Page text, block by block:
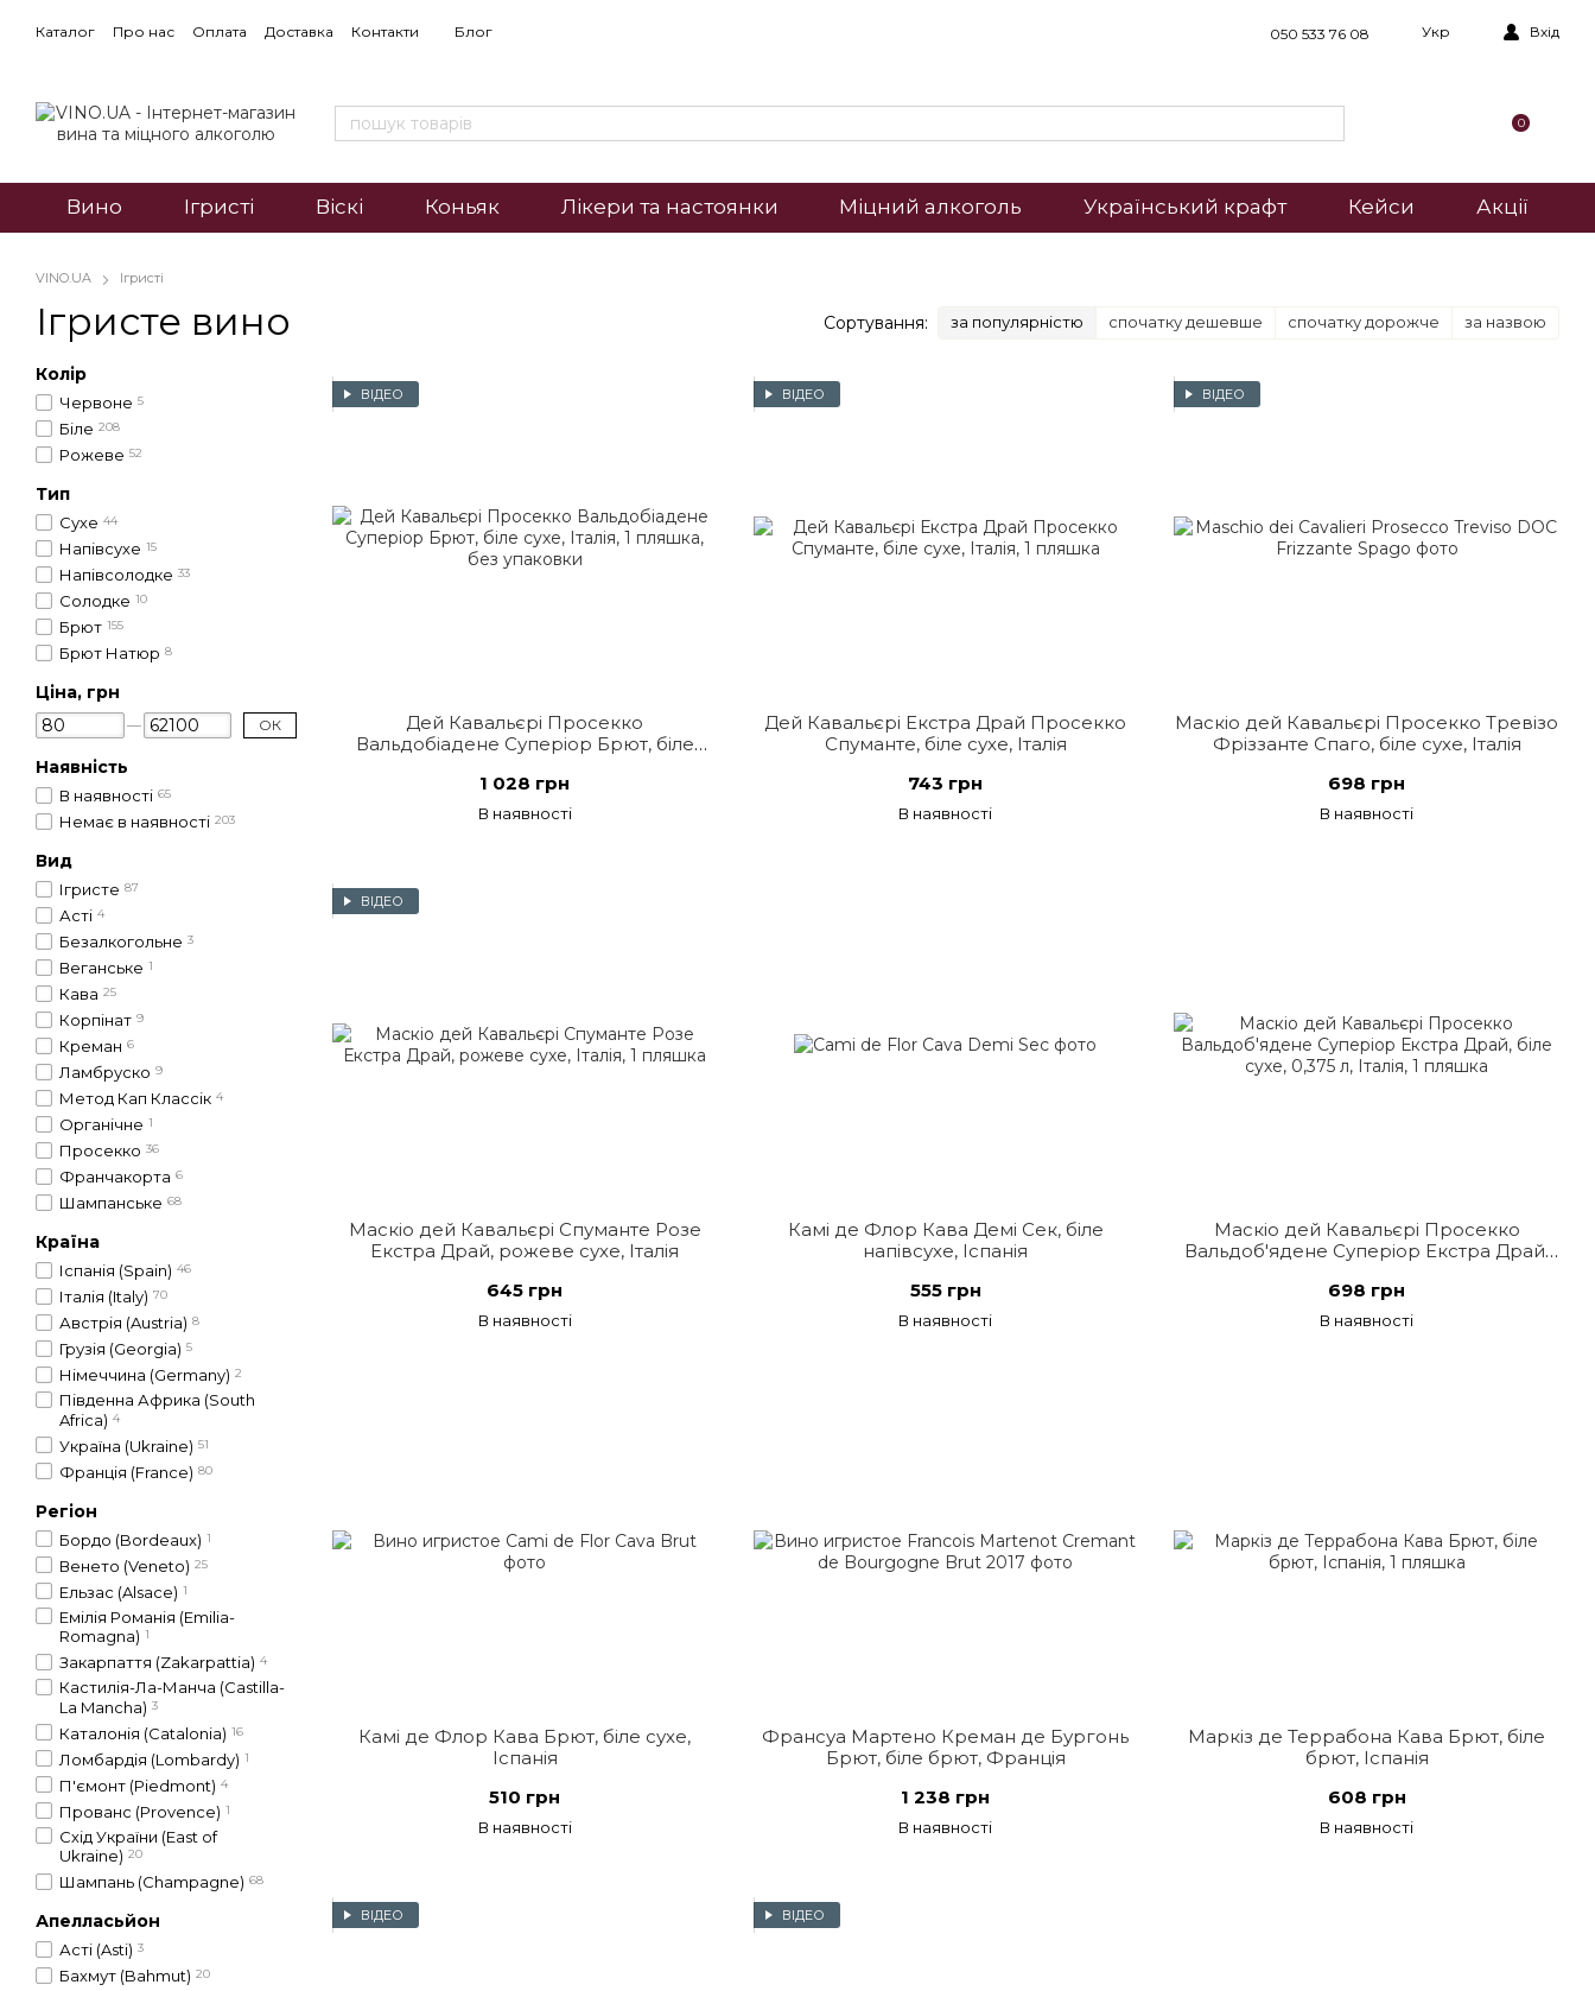
Каталог Про нас Оплата Доставка Контакти Блог 050 533 76 08 Укр Вхід
0
Вино Ігристі Віскі Коньяк Лікери та настоянки Міцний алкоголь Український крафт Кейси Акції
VINO.UA Ігристі
Ігристе вино Сортування: за популярністю спочатку дешевше спочатку дорожче за назвою
ВІДЕО
Дей Кавальєрі Просекко
Вальдобіадене Суперіор Брют, біле
1 028 грн
В наявності
ВІДЕО
Дей Кавальєрі Екстра Драй Просекко
Спуманте, біле сухе, Італія
743 грн
В наявності
ВІДЕО
Маскіо дей Кавальєрі Просекко Тревізо
Фріззанте Спаго, біле сухе, Італія
698 грн
В наявності
ВІДЕО
Маскіо дей Кавальєрі Спуманте Розе
Екстра Драй, рожеве сухе, Італія
645 грн
В наявності
Камі де Флор Кава Демі Сек, біле
напівсухе, Іспанія
555 грн
В наявності
Маскіо дей Кавальєрі Просекко
Вальдоб'ядене Суперіор Екстра Драй,
698 грн
В наявності
Камі де Флор Кава Брют, біле сухе,
Іспанія
510 грн
В наявності
Франсуа Мартено Креман де Бургонь
Брют, біле брют, Франція
1 238 грн
В наявності
Маркіз де Террабона Кава Брют, біле
брют, Іспанія
608 грн
В наявності
ВІДЕО ВІДЕО
Колір
Червоне 5
Біле 208
Рожеве 52
Тип
Сухе 44
Напівсухе 15
Напівсолодке 33
Солодке 10
Брют 155
Брют Натюр 8
Ціна, грн
ОК
Наявність
В наявності 65
Немає в наявності 203
Вид
Ігристе 87
Асті 4
Безалкогольне 3
Веганське 1
Кава 25
Корпінат 9
Креман 6
Ламбруско 9
Метод Кап Классік 4
Органічне 1
Просекко 36
Франчакорта 6
Шампанське 68
Країна
Іспанія (Spain) 46
Італія (Italy) 70
Австрія (Austria) 8
Грузія (Georgia) 5
Німеччина (Germany) 2
Південна Африка (South
Africa) 4
Україна (Ukraine) 51
Франція (France) 80
Регіон
Бордо (Bordeaux) 1
Венето (Veneto) 25
Ельзас (Alsace) 1
Емілія Романія (Emilia-
Romagna) 1
Закарпаття (Zakarpattia) 4
Кастилія-Ла-Манча (Castilla-
La Mancha) 3
Каталонія (Catalonia) 16
Ломбардія (Lombardy) 1
П'ємонт (Piedmont) 4
Прованс (Provence) 1
Схід України (East of
Ukraine) 20
Шампань (Champagne) 68
Апелласьйон
Асті (Asti) 3
Бахмут (Bahmut) 20